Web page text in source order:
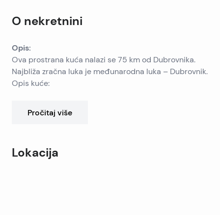
O nekretnini
Opis:
Ova prostrana kuća nalazi se 75 km od Dubrovnika.
Najbliža zračna luka je međunarodna luka – Dubrovnik.
Opis kuće:
zahodom. Dnevni boravak ima kamin.
četiri dupla kreveta sa sofama na izvlačenje. Imaju i
Pročitaj više
Lokacija